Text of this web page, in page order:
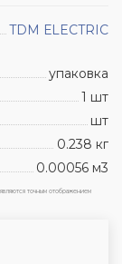
TDM ЕLECTRIC
упаковка
1 шт
шт
0.238 кг
0.00056 м3
точным отображением